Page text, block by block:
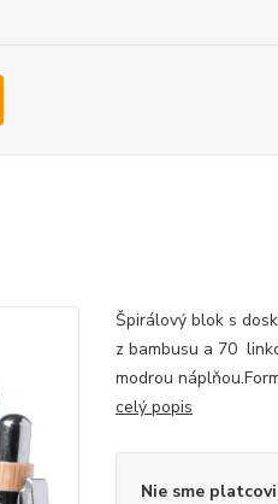
Špirálový blok s
z bambusu a 70
modrou
celý popis
Nie sme